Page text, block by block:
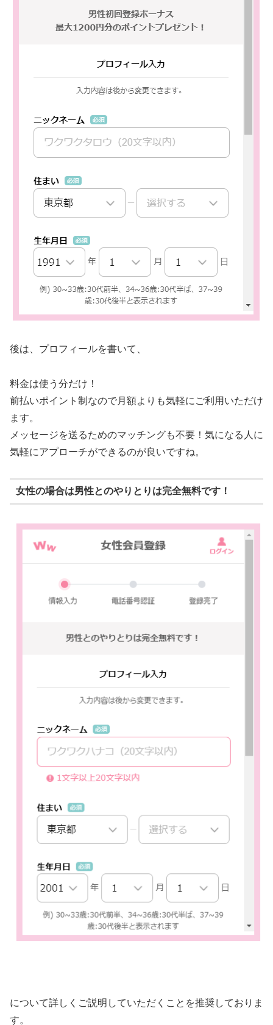
後は、プロフィールを書いて、
料金は使う分だけ！
前払いポイント制なので月額よりも気軽にご利用いただけ
ます。
メッセージを送るためのマッチングも不要！気になる人に
気軽にアプローチができるのが良いですね。
女性の場合は男性とのやりとりは完全無料です！
について詳しくご説明していただくことを推奨しておりま
す。